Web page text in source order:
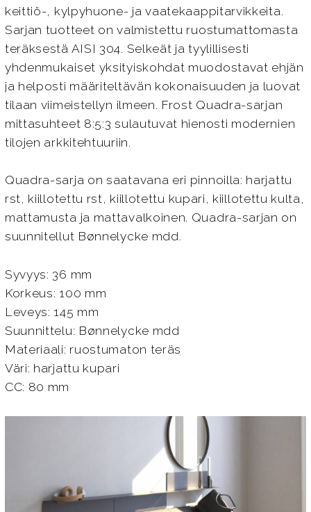
keittiö-, kylpyhuone- ja vaatekaappitarvikkeita.
Sarjan tuotteet on valmistettu ruostumattomasta
teräksestä AISI 304. Selkeät ja tyylillisesti
yhdenmukaiset yksityiskohdat muodostavat ehjän
ja helposti määriteltävän kokonaisuuden ja luovat
tilaan viimeistellyn ilmeen. Frost Quadra-sarjan
mittasuhteet 8:5:3 sulautuvat hienosti modernien
tilojen arkkitehtuuriin.
Quadra-sarja on saatavana eri pinnoilla: harjattu
rst, kiillotettu rst, kiillotettu kupari, kiillotettu kulta,
mattamusta ja mattavalkoinen. Quadra-sarjan on
suunnitellut Bønnelycke mdd.
Syvyys: 36 mm
Korkeus: 100 mm
Leveys: 145 mm
Suunnittelu: Bønnelycke mdd
Materiaali: ruostumaton teräs
Väri: harjattu kupari
CC: 80 mm